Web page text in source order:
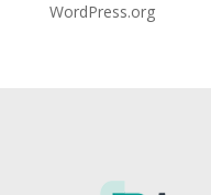
WordPress.org